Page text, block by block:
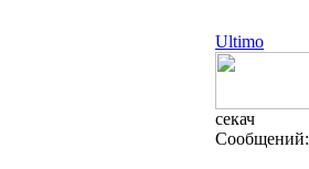
Ultimo
секач
Сообщений: